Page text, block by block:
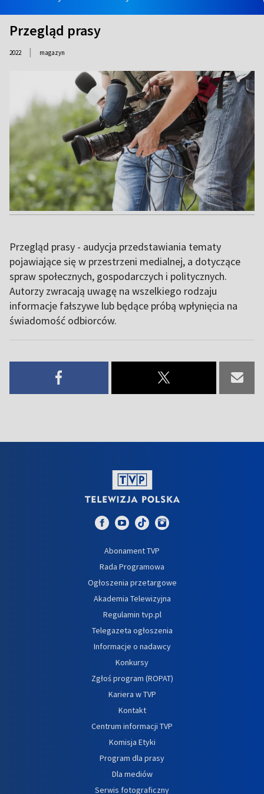
Przegląd prasy
2022 | magazyn
Przegląd prasy - audycja przedstawiania tematy
pojawiające się w przestrzeni medialnej, a dotyczące
spraw społecznych, gospodarczych i politycznych.
Autorzy zwracają uwagę na wszelkiego rodzaju
informacje fałszywe lub będące próbą wpłynięcia na
świadomość odbiorców.
Abonament TVP
Rada Programowa
Ogłoszenia przetargowe
Akademia Telewizyjna
Regulamin tvp.pl
Telegazeta ogłoszenia
Informacje o nadawcy
Konkursy
Zgłoś program (ROPAT)
Kariera w TVP
Kontakt
Centrum informacji TVP
Komisja Etyki
Program dla prasy
Dla mediów
Serwis fotograficzny